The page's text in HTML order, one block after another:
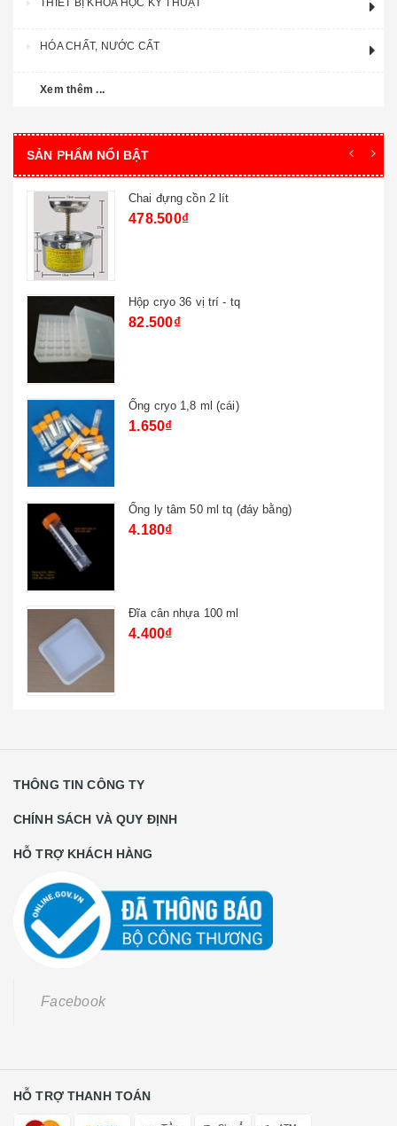
THIẾT BỊ KHOA HỌC KỸ THUẬT
HÓA CHẤT, NƯỚC CẤT
Xem thêm ...
SẢN PHẨM NỔI BẬT
Chai đựng cồn 2 lít
478.500₫
Hộp cryo 36 vị trí - tq
82.500₫
Ống cryo 1,8 ml (cái)
1.650₫
Ống ly tâm 50 ml tq (đáy bằng)
4.180₫
Đĩa cân nhựa 100 ml
4.400₫
THÔNG TIN CÔNG TY
CHÍNH SÁCH VÀ QUY ĐỊNH
HỖ TRỢ KHÁCH HÀNG
Facebook
HỖ TRỢ THANH TOÁN